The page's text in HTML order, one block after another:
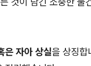
은 자아 상실을 상징합